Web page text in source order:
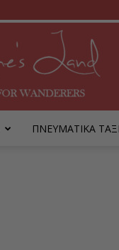
ΠΝΕΥΜΑΤΙΚΑ